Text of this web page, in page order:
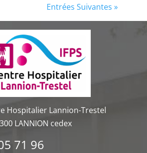
Entrées Suivantes »
Hospitalier Lannion-Trestel
LANNION cedex
71 96